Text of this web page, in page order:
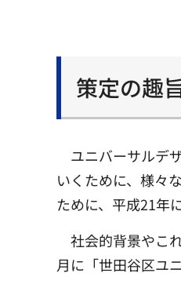
策定の趣
ユニバーサルデ
いくために、様々
ために、平成21年
社会的背景やこ
月に「世田谷区ユ